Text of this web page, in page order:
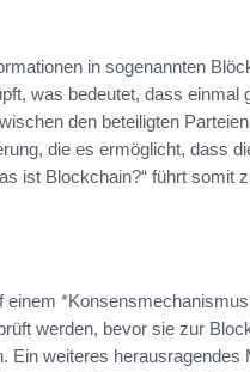
in sogenannten
was bedeutet, dass einmal
den beteiligten
die es ermöglicht, dass
ist Blockchain?“ führt somit
werden, bevor sie zur
Ein weiteres herausragendes